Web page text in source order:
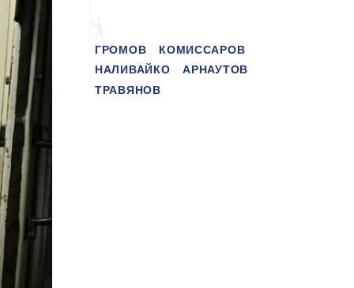
ГРОМОВ
КОМИССАРОВ
НАЛИВАЙКО
АРНАУТОВ
ТРАВЯНОВ